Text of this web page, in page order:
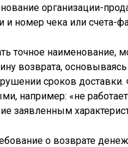
организации-
и номер чека или счета-
точное наименование,
возврата,
сроков
например: «не
заявленным
о возврате